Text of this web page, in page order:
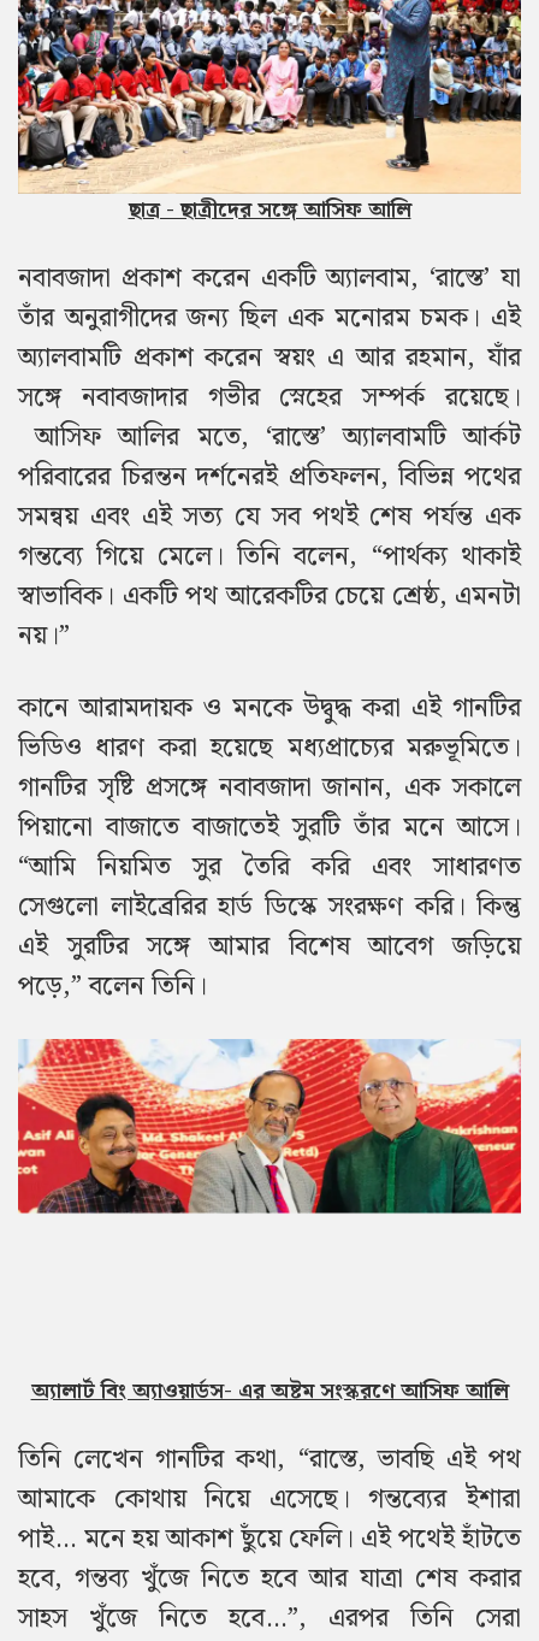
ছাত্র - ছাত্রীদের সঙ্গে আসিফ আলি
নবাবজাদা প্রকাশ করেন একটি অ্যালবাম, ‘রাস্তে’ যা
তাঁর অনুরাগীদের জন্য ছিল এক মনোরম চমক। এই
অ্যালবামটি প্রকাশ করেন স্বয়ং এ আর রহমান, যাঁর
সঙ্গে নবাবজাদার গভীর স্নেহের সম্পর্ক রয়েছে।
আসিফ আলির মতে, ‘রাস্তে’ অ্যালবামটি আর্কট
পরিবারের চিরন্তন দর্শনেরই প্রতিফলন, বিভিন্ন পথের
সমন্বয় এবং এই সত্য যে সব পথই শেষ পর্যন্ত এক
গন্তব্যে গিয়ে মেলে। তিনি বলেন, “পার্থক্য থাকাই
স্বাভাবিক। একটি পথ আরেকটির চেয়ে শ্রেষ্ঠ, এমনটা
নয়।”
কানে আরামদায়ক ও মনকে উদ্বুদ্ধ করা এই গানটির
ভিডিও ধারণ করা হয়েছে মধ্যপ্রাচ্যের মরুভূমিতে।
গানটির সৃষ্টি প্রসঙ্গে নবাবজাদা জানান, এক সকালে
পিয়ানো বাজাতে বাজাতেই সুরটি তাঁর মনে আসে।
“আমি নিয়মিত সুর তৈরি করি এবং সাধারণত
সেগুলো লাইব্রেরির হার্ড ডিস্কে সংরক্ষণ করি। কিন্তু
এই সুরটির সঙ্গে আমার বিশেষ আবেগ জড়িয়ে
পড়ে,” বলেন তিনি।
অ্যালার্ট বিং অ্যাওয়ার্ডস- এর অষ্টম সংস্করণে আসিফ আলি
তিনি লেখেন গানটির কথা, “রাস্তে, ভাবছি এই পথ
আমাকে কোথায় নিয়ে এসেছে।গন্তব্যের ইশারা
পাই… মনে হয় আকাশ ছুঁয়ে ফেলি। এই পথেই হাঁটতে
হবে, গন্তব্য খুঁজে নিতে হবেআর যাত্রা শেষ করার
সাহস খুঁজে নিতে হবে…”, এরপর তিনি সেরা